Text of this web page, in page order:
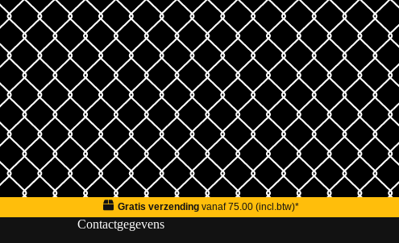
Gratis verzendingvanaf 75.00 (incl.btw)*
Contactgegevens